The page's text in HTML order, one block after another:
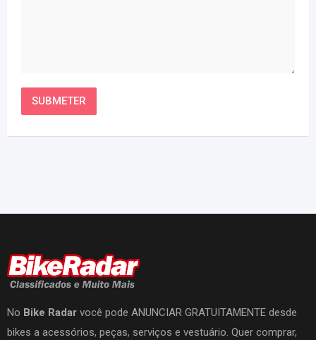
No Bike Radar você pode ANUNCIAR GRATUITAMENTE desde
bikes a acessórios, peças, serviços e vestuário. Quer comprar,